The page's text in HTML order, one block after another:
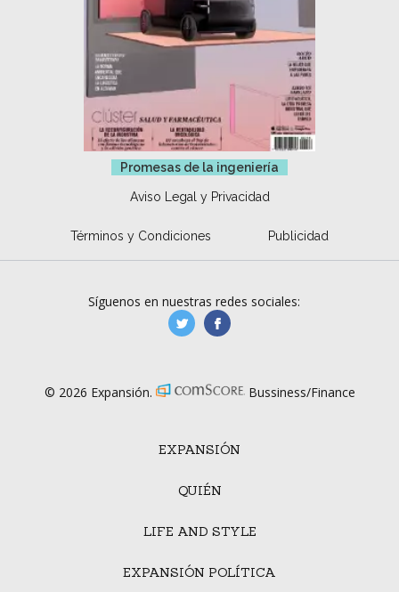
Promesas de la ingeniería
Aviso Legal y Privacidad
Términos y Condiciones Publicidad
EXPANSIÓN
QUIÉN
LIFE AND STYLE
EXPANSIÓN POLÍTICA
Síguenos en nuestras redes sociales:
manufacturaGE
© 2026 Expansión. Bussiness/Finance